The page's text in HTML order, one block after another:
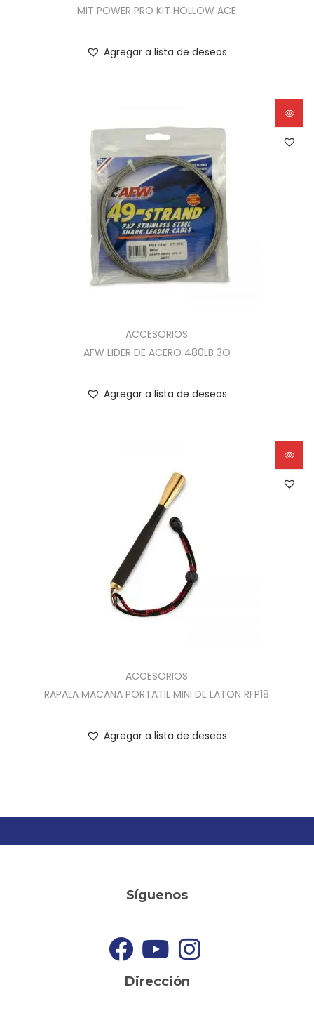
MIT POWER PRO KIT HOLLOW ACE
Agregar a lista de deseos
ACCESORIOS
AFW LIDER DE ACERO 480LB 3O
Agregar a lista de deseos
ACCESORIOS
RAPALA MACANA PORTATIL MINI DE LATON RFP18
Agregar a lista de deseos
Síguenos
Dirección